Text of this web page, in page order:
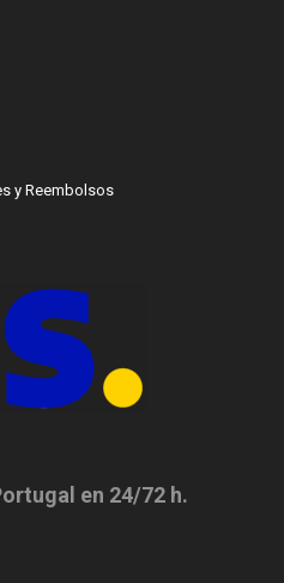
y Reembolsos
en 24/72 h.